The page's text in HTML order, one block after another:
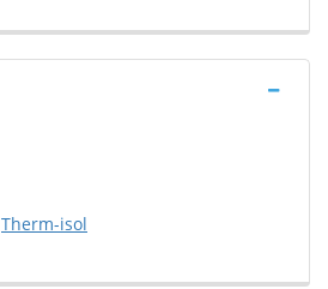
Therm-isol